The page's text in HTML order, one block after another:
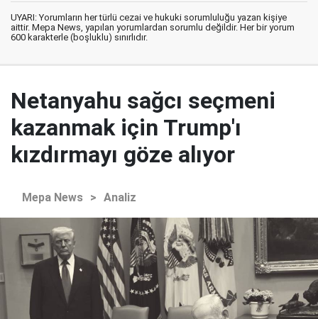
UYARI: Yorumların her türlü cezai ve hukuki sorumluluğu yazan kişiye
aittir. Mepa News, yapılan yorumlardan sorumlu değildir. Her bir yorum
600 karakterle (boşluklu) sınırlıdır.
Netanyahu sağcı seçmeni
kazanmak için Trump'ı
kızdırmayı göze alıyor
Mepa News > Analiz